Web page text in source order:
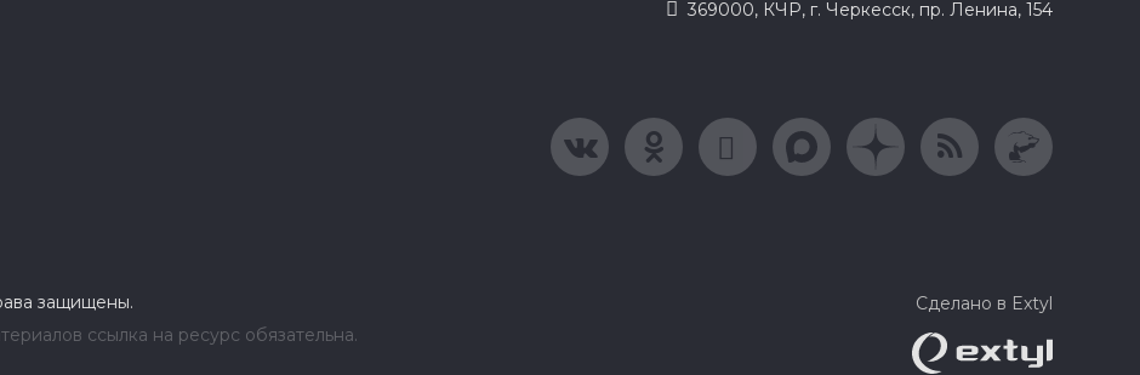
369000, КЧР, г. Черкесск, пр. Ленина, 154
защищены.
ссылка на ресурс обязательна.
Сделано в Extyl